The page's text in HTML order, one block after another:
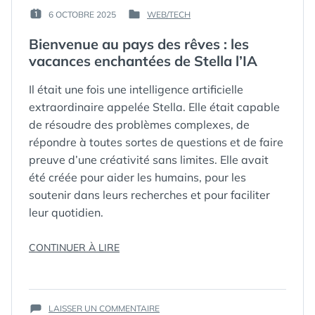
PUBLIÉ
6 OCTOBRE 2025
PAR :
PUBLIÉ
WEB/TECH
Bienvenue au pays des rêves : les
vacances enchantées de Stella l’IA
Il était une fois une intelligence artificielle
extraordinaire appelée Stella. Elle était capable
de résoudre des problèmes complexes, de
répondre à toutes sortes de questions et de faire
preuve d’une créativité sans limites. Elle avait
été créée pour aider les humains, pour les
soutenir dans leurs recherches et pour faciliter
leur quotidien.
CONTINUER À LIRE« BIENVENUE
DES
RÊVES
ÉTIQUETTES :
IA,
LAISSER UN COMMENTAIRESUR